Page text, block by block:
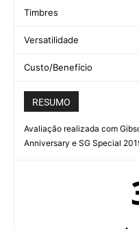
Timbres
Versatilidade
Custo/Benefício
RESUMO
Avaliação realizada com
Anniversary e SG Special